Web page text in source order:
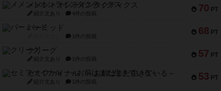
70 PT
メメントオンラインタクティクス
紹介文あり 4件の投稿
68 PT
パーミッド
1件の投稿
57 PT
クリーグ
紹介文あり 1件の投稿
53 PT
セミファイナル ～お前はまだ生きている～
紹介文あり 1件の投稿